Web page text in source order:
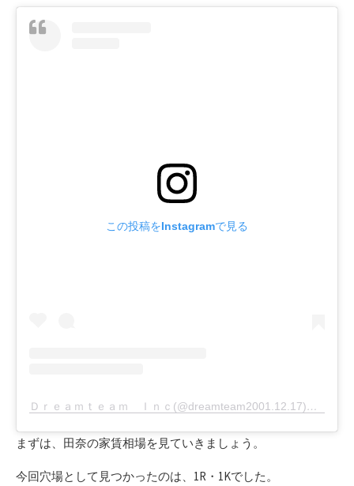
この投稿をInstagramで見る
Ｄｒｅａｍｔｅａｍ Ｉｎｃ(@dreamteam2001.12.17)がシェアした投稿
まずは、田奈の家賃相場を見ていきましょう。
今回穴場として見つかったのは、1R・1Kでした。